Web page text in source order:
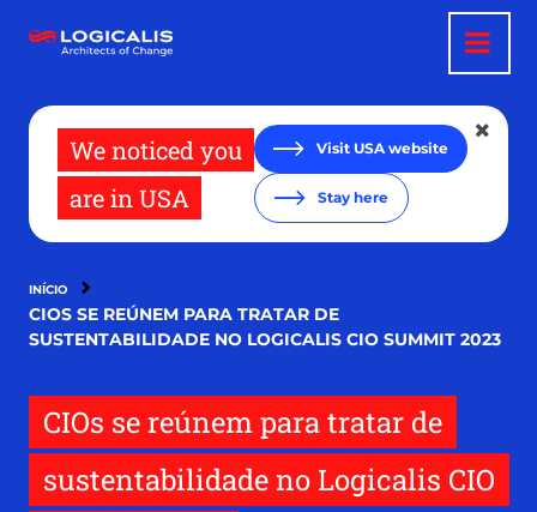
para
We noticed you
are in USA
Visit USA website
Stay here
INÍCIO
CIOS SE REÚNEM PARA TRATAR DE
SUSTENTABILIDADE NO LOGICALIS CIO SUMMIT 2023
CIOs se reúnem para tratar de
sustentabilidade no Logicalis CIO